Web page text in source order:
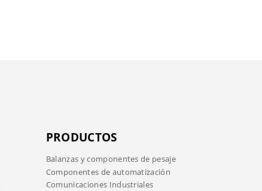
PRODUCTOS
Balanzas y componentes de pesaje
Componentes de automatización
Comunicaciones Industriales